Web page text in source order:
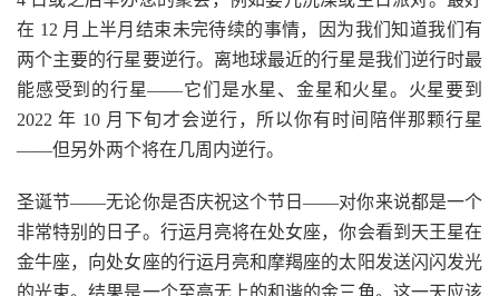
在 12 月上半月结束未完待续的事情，因为我们知道我们有
两个主要的行星要逆行。离地球最近的行星是我们逆行时最
能感受到的行星——它们是水星、金星和火星。火星要到
2022 年 10 月下旬才会逆行，所以你有时间陪伴那颗行星
——但另外两个将在几周内逆行。
圣诞节——无论你是否庆祝这个节日——对你来说都是一个
非常特别的日子。行运月亮将在处女座，你会看到天王星在
金牛座，向处女座的行运月亮和摩羯座的太阳发送闪闪发光
的光束。结果是一个至高无上的和谐的金三角。这一天应该